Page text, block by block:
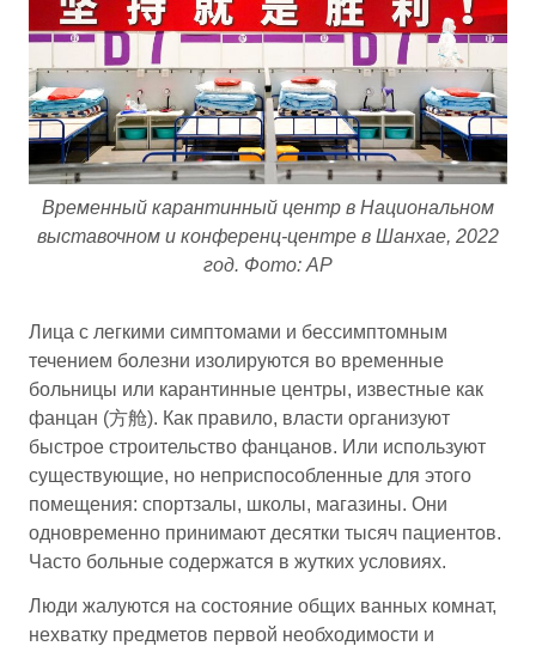
Временный карантинный центр в Национальном
выставочном и конференц-центре в Шанхае, 2022
год. Фото: AP
Лица с легкими симптомами и бессимптомным
течением болезни изолируются во временные
больницы или карантинные центры, известные как
фанцан (方舱). Как правило, власти организуют
быстрое строительство фанцанов. Или используют
существующие, но неприспособленные для этого
помещения: спортзалы, школы, магазины. Они
одновременно принимают десятки тысяч пациентов.
Часто больные содержатся в жутких условиях.
Люди жалуются на состояние общих ванных комнат,
нехватку предметов первой необходимости и